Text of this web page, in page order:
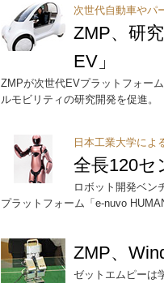
次世代自動車やパ
ZMP、研
EV」
ZMPが次世代EVプラットフォー
ルモビリティの研究開発を促進。
日本工業大学によ
全長120セ
ロボット開発ベン
プラットフォーム「e-nuvo
ZMP、
ゼットエムピーは